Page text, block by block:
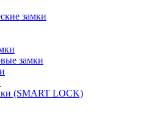
замки
замки
(SMART LOCK)